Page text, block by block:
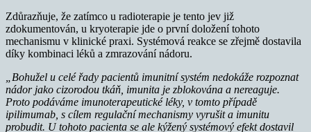
Zdůrazňuje, že zatímco u radioterapie je tento jev již
zdokumentován, u kryoterapie jde o první doložení tohoto
mechanismu v klinické praxi. Systémová reakce se zřejmě dostavila
díky kombinaci léků a zmrazování nádoru.
„Bohužel u celé řady pacientů imunitní systém nedokáže rozpoznat
nádor jako cizorodou tkáň, imunita je zblokována a nereaguje.
Proto podáváme imunoterapeutické léky, v tomto případě
ipilimumab, s cílem regulační mechanismy vyrušit a imunitu
probudit. U tohoto pacienta se ale kýžený systémový efekt dostavil